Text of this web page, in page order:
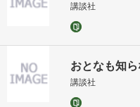
講談社
おとなも知
講談社